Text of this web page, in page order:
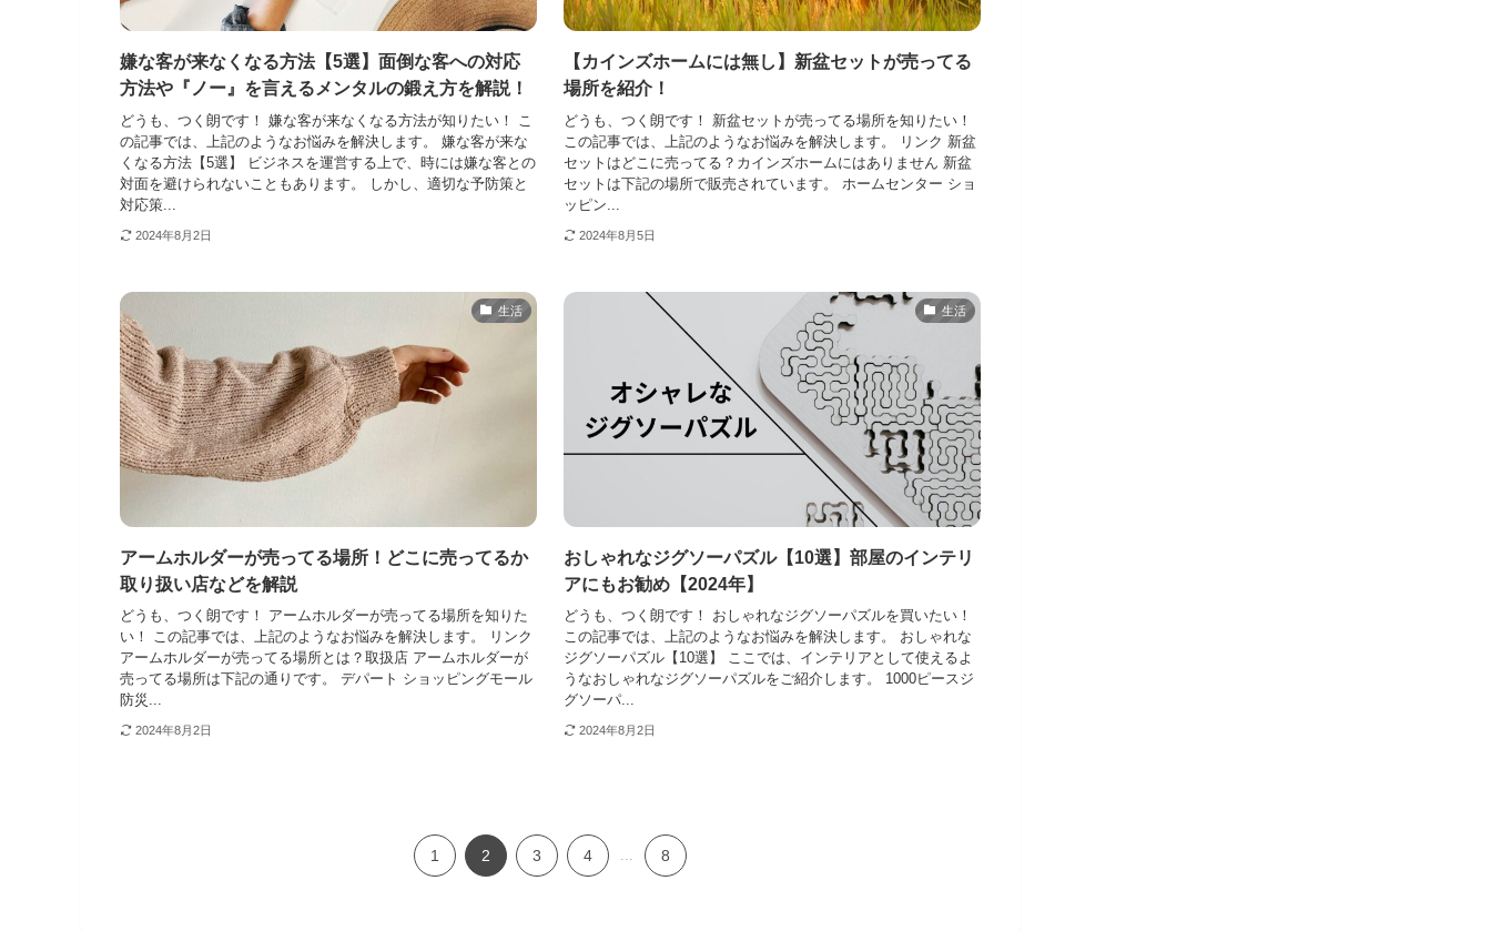
嫌な客が来なくなる方法【5選】面倒な客への対応
方法や『ノー』を言えるメンタルの鍛え方を解説！
どうも、つく朗です！ 嫌な客が来なくなる方法が知りたい！ こ
の記事では、上記のようなお悩みを解決します。 嫌な客が来な
くなる方法【5選】 ビジネスを運営する上で、時には嫌な客との
対面を避けられないこともあります。 しかし、適切な予防策と
対応策...
2024年8月2日
【カインズホームには無し】新盆セットが売ってる
場所を紹介！
どうも、つく朗です！ 新盆セットが売ってる場所を知りたい！
この記事では、上記のようなお悩みを解決します。 リンク 新盆
セットはどこに売ってる？カインズホームにはありません 新盆
セットは下記の場所で販売されています。 ホームセンター ショ
ッピン...
2024年8月5日
生活
アームホルダーが売ってる場所！どこに売ってるか
取り扱い店などを解説
どうも、つく朗です！ アームホルダーが売ってる場所を知りた
い！ この記事では、上記のようなお悩みを解決します。 リンク
アームホルダーが売ってる場所とは？取扱店 アームホルダーが
売ってる場所は下記の通りです。 デパート ショッピングモール
防災...
2024年8月2日
生活
おしゃれなジグソーパズル【10選】部屋のインテリ
アにもお勧め【2024年】
どうも、つく朗です！ おしゃれなジグソーパズルを買いたい！
この記事では、上記のようなお悩みを解決します。 おしゃれな
ジグソーパズル【10選】 ここでは、インテリアとして使えるよ
うなおしゃれなジグソーパズルをご紹介します。 1000ピースジ
グソーパ...
2024年8月2日
1 2 3 4 ... 8